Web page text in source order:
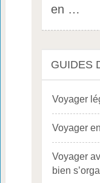
en …
GUIDES
Voyager
Voyager
Voyager
bien